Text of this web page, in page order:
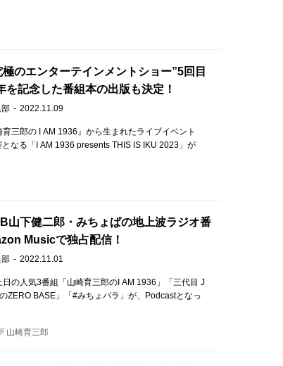
のエンターテインメントショー”5回目
を記念した番組本の出版も決定！
部 2022.11.09
三郎の I AM 1936』から生まれたライブイベント
となる「I AM 1936 presents THIS IS IKU 2023」が
山下健二郎・みちょぱの地上波ラジオ番
Musicで独占配信！
部 2022.11.01
の人気3番組「山崎育三郎のI AM 1936」「三代目 J
ZERO BASE」「#みちょパラ」が、Podcastとなっ
山崎育三郎